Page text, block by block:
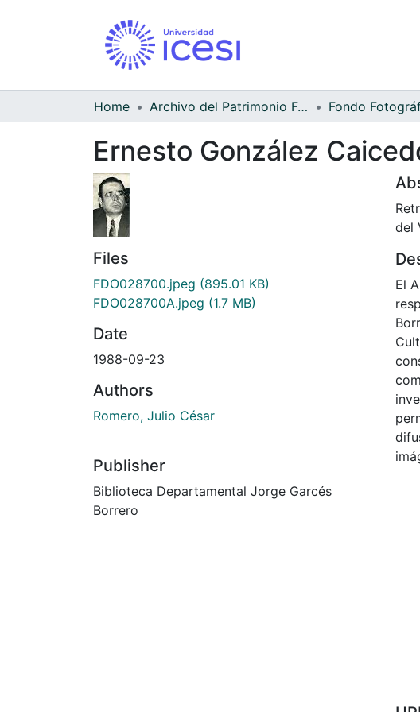
Home Archivo del Patrimonio Fotográfico y Fílmico del Valle del Cauca
Ernesto González
Files
FDO028700.jpeg (895.01 KB)
FDO028700A.jpeg (1.7 MB)
Date
1988-09-23
Authors
Romero, Julio César
Publisher
Biblioteca Departamental Jorge Garcés
Borrero
del
El